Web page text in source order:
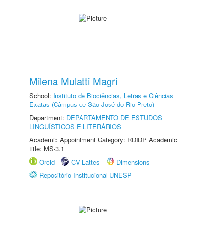
Milena Mulatti Magri
School: Instituto de Biociências, Letras e Ciências
Exatas (Câmpus de São José do Rio Preto)
Department: DEPARTAMENTO DE ESTUDOS
LINGUÍSTICOS E LITERÁRIOS
Academic Appointment Category: RDIDP Academic
title: MS-3.1
Orcid
CV Lattes
Dimensions
Repositório Institucional UNESP